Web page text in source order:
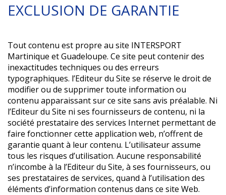
EXCLUSION DE GARANTIE
Tout contenu est propre au site INTERSPORT
Martinique et Guadeloupe. Ce site peut contenir des
inexactitudes techniques ou des erreurs
typographiques. l’Editeur du Site se réserve le droit de
modifier ou de supprimer toute information ou
contenu apparaissant sur ce site sans avis préalable. Ni
l’Editeur du Site ni ses fournisseurs de contenu, ni la
société prestataire des services Internet permettant de
faire fonctionner cette application web, n’offrent de
garantie quant à leur contenu. L’utilisateur assume
tous les risques d’utilisation. Aucune responsabilité
n’incombe à la l’Editeur du Site, à ses fournisseurs, ou
ses prestataires de services, quand à l’utilisation des
éléments d’information contenus dans ce site Web.